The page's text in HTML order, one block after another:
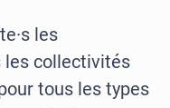
les
les collectivités
tous les types